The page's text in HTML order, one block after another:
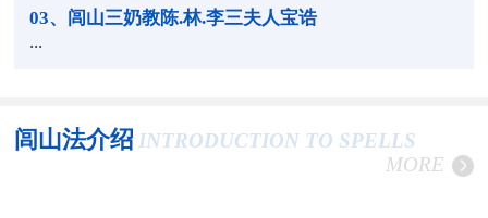
03、闾山三奶教陈.林.李三夫人宝诰
...
闾山法介绍 INTRODUCTION TO SPELLS
MORE